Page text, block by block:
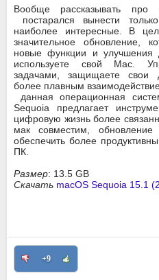
Вообще рассказывать
постарался вынести
наиболее интересные. В
значительное обновление,
новые функции и улучшения
используете свой Mac.
задачами, защищаете свои
более плавным
данная операционная
Sequoia предлагает
цифровую жизнь более
мак совместим,
обеспечить более
ПК.
Размер: 13.5 GB
Скачать macOS Sequoia 15.1
+9